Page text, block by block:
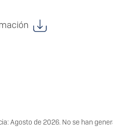
Agosto de 2026. No se han